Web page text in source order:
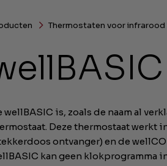
Thermostaten voor infrarood
wellBASIC is, zoals de naam al
Deze thermostaat werkt
ontvanger) en de
kan geen klokprogramma